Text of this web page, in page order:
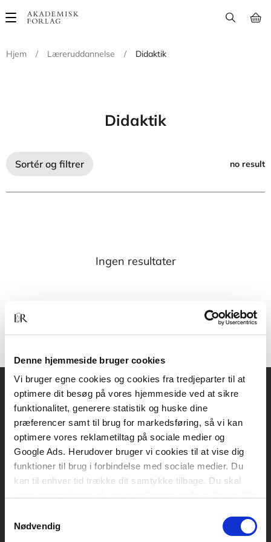
Denne hjemmeside bruger cookies
Vi bruger egne cookies og cookies fra tredjeparter til at
optimere dit besøg på vores hjemmeside ved at sikre
funktionalitet, generere statistik og huske dine
præferencer samt til brug for markedsføring, så vi kan
optimere vores reklametiltag på sociale medier og
Google Ads. Herudover bruger vi cookies til at vise dig
funktioner til brug i forbindelse med sociale medier. Du
kan til enhver tid trække dit samtykke tilbage. Du skal
tilbagetrækker et samtykke.
Nødvendig
Main
Hjem
/ Læreruddannelse / Didaktik
Didaktik
Sortér og filtrer no result
Ingen resultater
Akademisk Forlag
Vognmagergade 11
1120 København K
CVR 76351910
Kontakt kundeservice